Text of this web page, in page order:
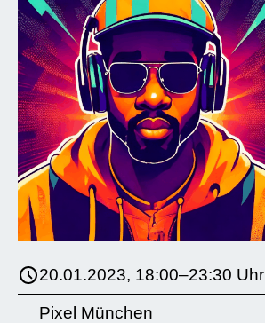
20.01.2023, 18:00–23:30 Uhr
Pixel München